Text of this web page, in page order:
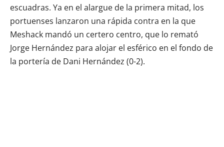
escuadras. Ya en el alargue de la primera mitad, los
portuenses lanzaron una rápida contra en la que
Meshack mandó un certero centro, que lo remató
Jorge Hernández para alojar el esférico en el fondo de
la portería de Dani Hernández (0-2).